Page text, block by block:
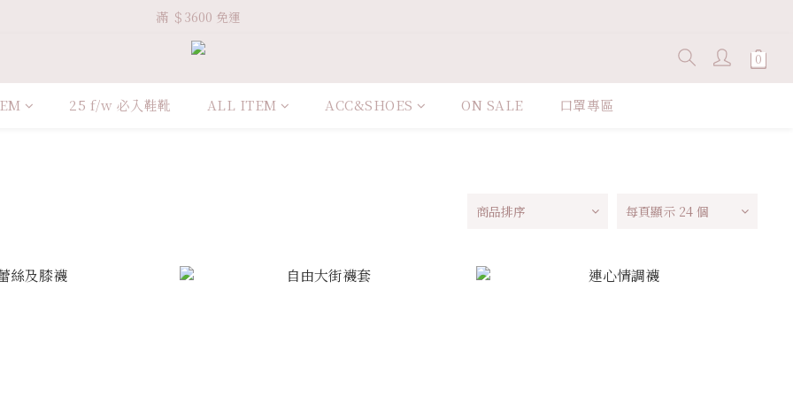
Welcome VHS.co
滿 ＄3600 免運
Welcome VHS.co
25 f/w 必入鞋靴 ALL ITEM ACC&SHOES ON SALE 口罩專區
商品排序 每頁顯示 24 個